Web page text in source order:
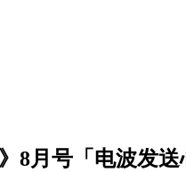
8月号「电波发送